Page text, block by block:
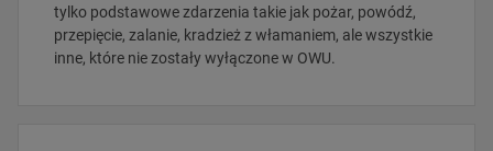
tylko podstawowe zdarzenia takie jak pożar, powódź,
przepięcie, zalanie, kradzież z włamaniem, ale wszystkie
inne, które nie zostały wyłączone w OWU.